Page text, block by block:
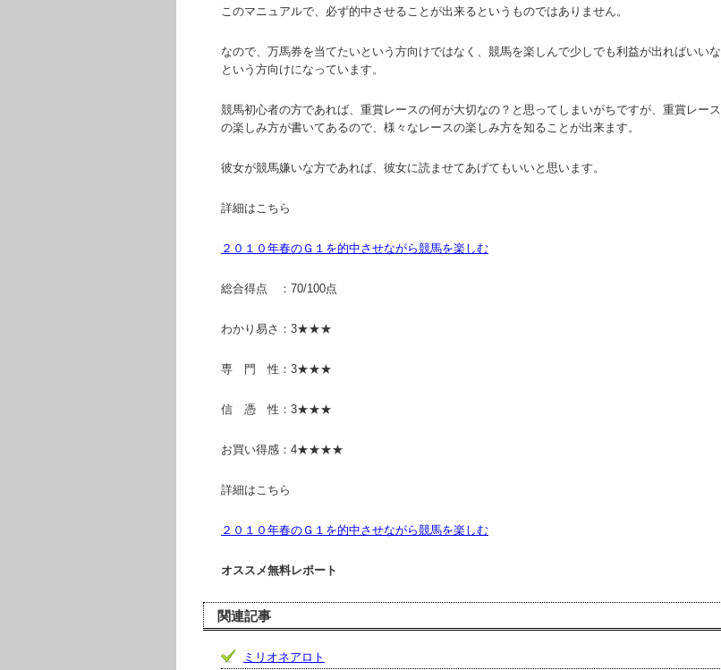
このマニュアルで、必ず的中させることが出来るというものではありません。
なので、万馬券を当てたいという方向けではなく、競馬を楽しんで少しでも利益が出ればいいな
という方向けになっています。
競馬初心者の方であれば、重賞レースの何が大切なの？と思ってしまいがちですが、重賞レース
の楽しみ方が書いてあるので、様々なレースの楽しみ方を知ることが出来ます。
彼女が競馬嫌いな方であれば、彼女に読ませてあげてもいいと思います。
詳細はこちら
２０１０年春のＧ１を的中させながら競馬を楽しむ
総合得点 ：70/100点
わかり易さ：3★★★
専 門 性：3★★★
信 憑 性：3★★★
お買い得感：4★★★★
詳細はこちら
２０１０年春のＧ１を的中させながら競馬を楽しむ
オススメ無料レポート
関連記事
ミリオネアロト